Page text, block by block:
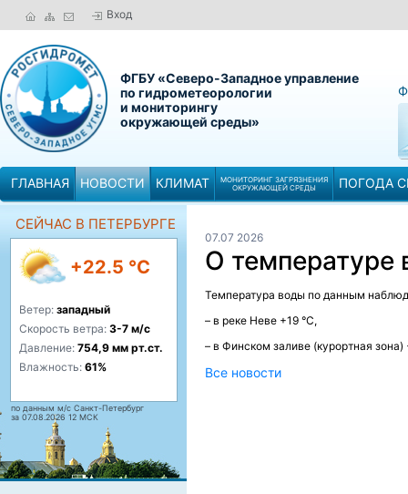
Вход
ФГБУ «Северо-Западное управление
по гидрометеорологии
и мониторингу
окружающей среды»
ГЛАВНАЯ НОВОСТИ КЛИМАТ
МОНИТОРИНГ ЗАГРЯЗНЕНИЯ
ОКРУЖАЮЩЕЙ СРЕДЫ
ПОГОДА
СЕЙЧАС В ПЕТЕРБУРГЕ
+22.5 °C
Ветер: западный
Скорость ветра: 3-7 м/с
Давление: 754,9 мм рт.ст.
Влажность: 61%
по данным м/с Санкт-Петербург
за 07.08.2026 12 МСК
07.07 2026
О температуре
Температура воды по данным
– в реке Неве +19 °C,
– в Финском заливе (курортная зона)
Все новости